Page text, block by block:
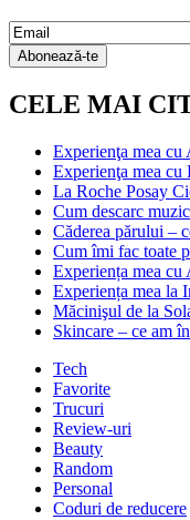
Email
Subscription
Abonează-te
CELE MAI
Experienţa mea
Experienţa mea cu
La Roche Posay
Cum descarc
Căderea părului –
Cum îmi fac toate
Experiența mea cu
Experiența mea la
Măcinişul de la
Skincare – ce am
Tech
Favorite
Trucuri
Review-uri
Beauty
Random
Personal
Coduri de reducere